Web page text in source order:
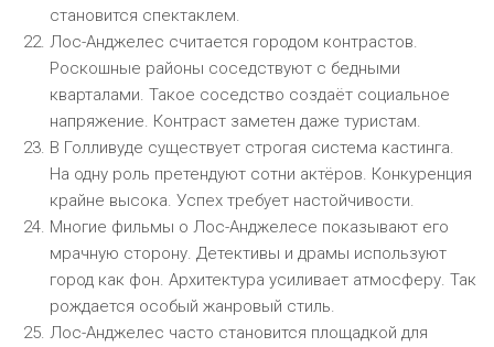
становится спектаклем.
Лос-Анджелес считается городом контрастов.
Роскошные районы соседствуют с бедными
кварталами. Такое соседство создаёт социальное
напряжение. Контраст заметен даже туристам.
В Голливуде существует строгая система кастинга.
На одну роль претендуют сотни актёров. Конкуренция
крайне высока. Успех требует настойчивости.
Многие фильмы о Лос-Анджелесе показывают его
мрачную сторону. Детективы и драмы используют
город как фон. Архитектура усиливает атмосферу. Так
рождается особый жанровый стиль.
Лос-Анджелес часто становится площадкой для